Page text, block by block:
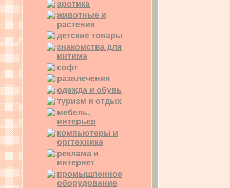
эротика
животные и
растения
детские товары
знакомства для
интима
софт
развлечения
одежда и обувь
туризм и отдых
мебель,
интерьер
компьютеры и
оргтехника
реклама и
интернет
промышленное
оборудование